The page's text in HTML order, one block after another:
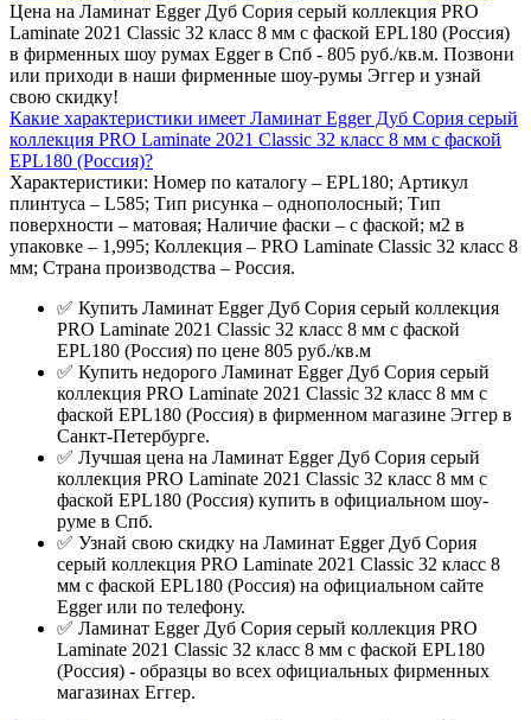
Цена на Ламинат Egger Дуб Сория серый коллекция PRO
Laminate 2021 Classic 32 класс 8 мм с фаской EPL180 (Россия)
в фирменных шоу румах Egger в Спб - 805 руб./кв.м. Позвони
или приходи в наши фирменные шоу-румы Эггер и узнай
свою скидку!
Какие характеристики имеет Ламинат Egger Дуб Сория серый
коллекция PRO Laminate 2021 Classic 32 класс 8 мм с фаской
EPL180 (Россия)?
Характеристики: Номер по каталогу – EPL180; Артикул
плинтуса – L585; Тип рисунка – однополосный; Тип
поверхности – матовая; Наличие фаски – с фаской; м2 в
упаковке – 1,995; Коллекция – PRO Laminate Classic 32 класс 8
мм; Страна производства – Россия.
✅ Купить Ламинат Egger Дуб Сория серый коллекция
PRO Laminate 2021 Classic 32 класс 8 мм с фаской
EPL180 (Россия) по цене 805 руб./кв.м
✅ Купить недорого Ламинат Egger Дуб Сория серый
коллекция PRO Laminate 2021 Classic 32 класс 8 мм с
фаской EPL180 (Россия) в фирменном магазине Эггер в
Санкт-Петербурге.
✅ Лучшая цена на Ламинат Egger Дуб Сория серый
коллекция PRO Laminate 2021 Classic 32 класс 8 мм с
фаской EPL180 (Россия) купить в официальном шоу-
руме в Спб.
✅ Узнай свою скидку на Ламинат Egger Дуб Сория
серый коллекция PRO Laminate 2021 Classic 32 класс 8
мм с фаской EPL180 (Россия) на официальном сайте
Egger или по телефону.
✅ Ламинат Egger Дуб Сория серый коллекция PRO
Laminate 2021 Classic 32 класс 8 мм с фаской EPL180
(Россия) - образцы во всех официальных фирменных
магазинах Еггер.